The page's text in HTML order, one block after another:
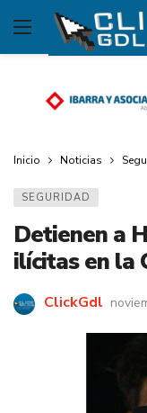
Inicio Noticias
SEGURIDAD
Detienen a
ilícitas en la
ClickGdl